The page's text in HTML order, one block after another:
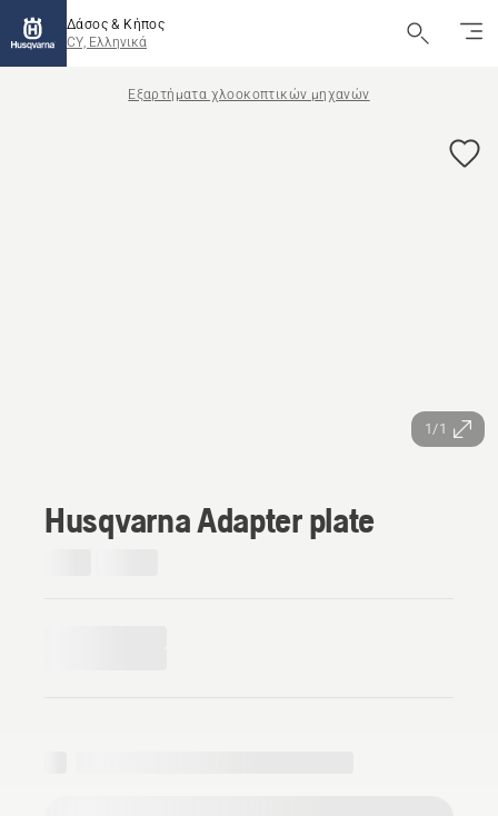
Δάσος & Κήπος
CY, Ελληνικά
Εξαρτήματα χλοοκοπτικών μηχανών
1/1
Husqvarna Adapter plate